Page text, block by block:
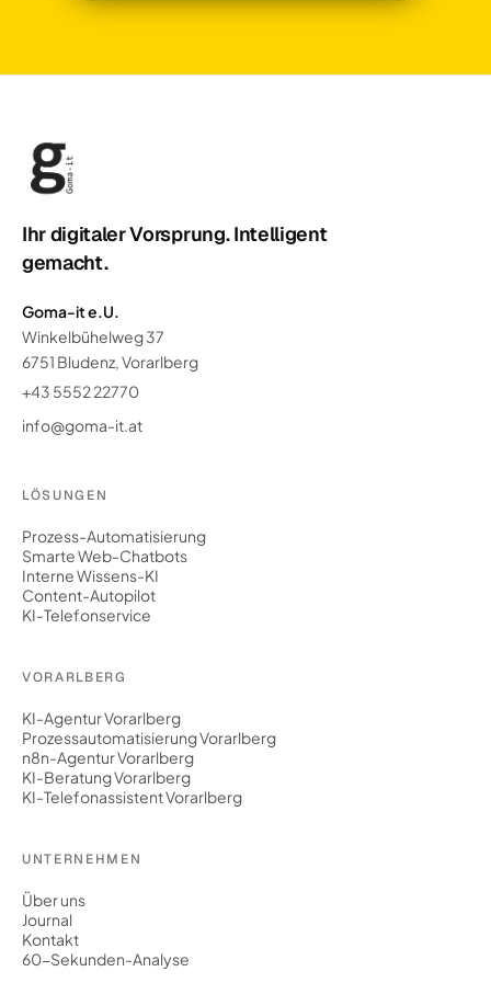
Ihr digitaler Vorsprung. Intelligent
gemacht.
Goma-it e.U.
Winkelbühelweg 37
6751 Bludenz, Vorarlberg
+43 5552 22770
info@goma-it.at
LÖSUNGEN
Prozess-Automatisierung
Smarte Web-Chatbots
Interne Wissens-KI
Content-Autopilot
KI-Telefonservice
VORARLBERG
KI-Agentur Vorarlberg
Prozessautomatisierung Vorarlberg
n8n-Agentur Vorarlberg
KI-Beratung Vorarlberg
KI-Telefonassistent Vorarlberg
UNTERNEHMEN
Über uns
Journal
Kontakt
60-Sekunden-Analyse